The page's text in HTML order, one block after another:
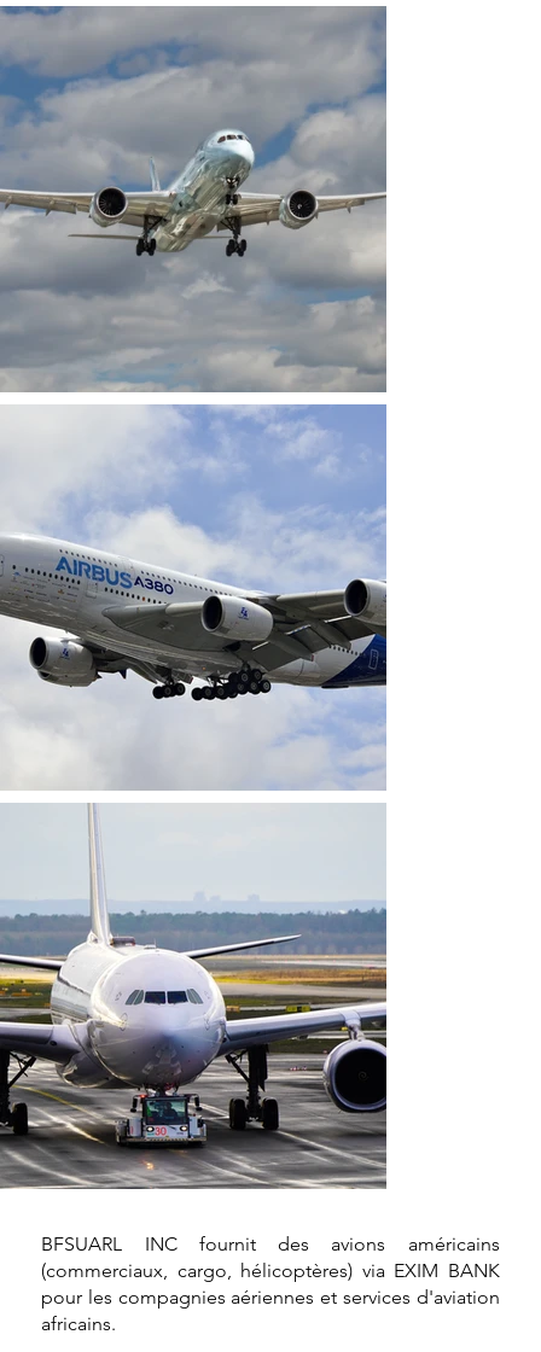
BFSUARL INC fournit des avions américains
(commerciaux, cargo, hélicoptères) via EXIM BANK
pour les compagnies aériennes et services d'aviation
africains.